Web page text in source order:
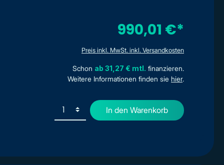
990,01 €*
Preis inkl. MwSt. inkl. Versandkosten
Schon ab 31,27 € mtl. finanzieren.
Weitere Informationen finden sie hier.
In den Warenkorb